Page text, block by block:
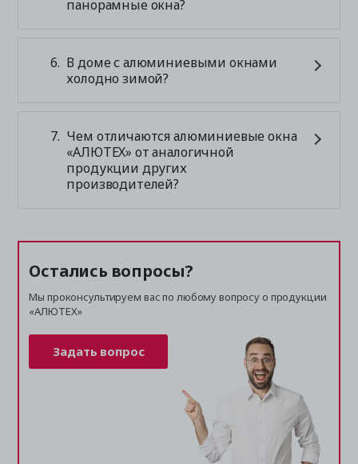
панорамные окна?
В доме с алюминиевыми окнами
холодно зимой?
Чем отличаются алюминиевые окна
«АЛЮТЕХ» от аналогичной
продукции других
производителей?
Остались вопросы?
Мы проконсультируем вас по любому вопросу о продукции
«АЛЮТЕХ»
Задать вопрос